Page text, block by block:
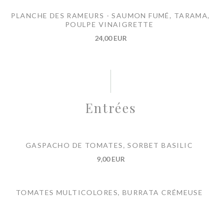
PLANCHE DES RAMEURS - SAUMON FUMÉ, TARAMA,
POULPE VINAIGRETTE
24,00 EUR
Entrées
GASPACHO DE TOMATES, SORBET BASILIC
9,00 EUR
TOMATES MULTICOLORES, BURRATA CRÉMEUSE